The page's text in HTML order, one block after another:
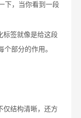
下，当你看到一段
标签就像是给这段
个部分的作用。
仅结构清晰，还方